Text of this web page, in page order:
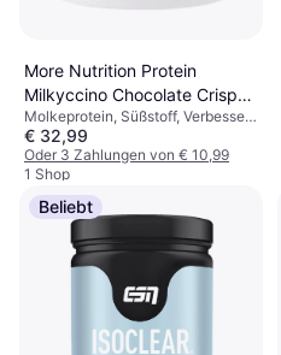
More Nutrition Protein
Milkyccino Chocolate Crispy
Cream 500g
Molkeprotein, Süßstoff, Verbessert
die Muskelfunktion
€ 32,99
Oder 3 Zahlungen von € 10,99
1 Shop
Beliebt